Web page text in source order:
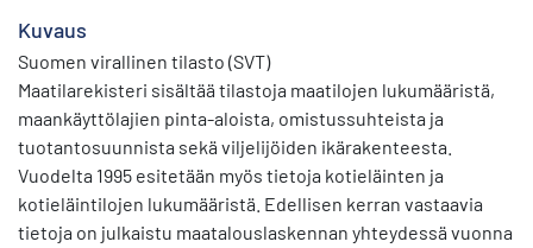
Kuvaus
Suomen virallinen tilasto (SVT)
Maatilarekisteri sisältää tilastoja maatilojen lukumääristä,
maankäyttölajien pinta-aloista, omistussuhteista ja
tuotantosuunnista sekä viljelijöiden ikärakenteesta.
Vuodelta 1995 esitetään myös tietoja kotieläinten ja
kotieläintilojen lukumääristä. Edellisen kerran vastaavia
tietoja on julkaistu maatalouslaskennan yhteydessä vuonna